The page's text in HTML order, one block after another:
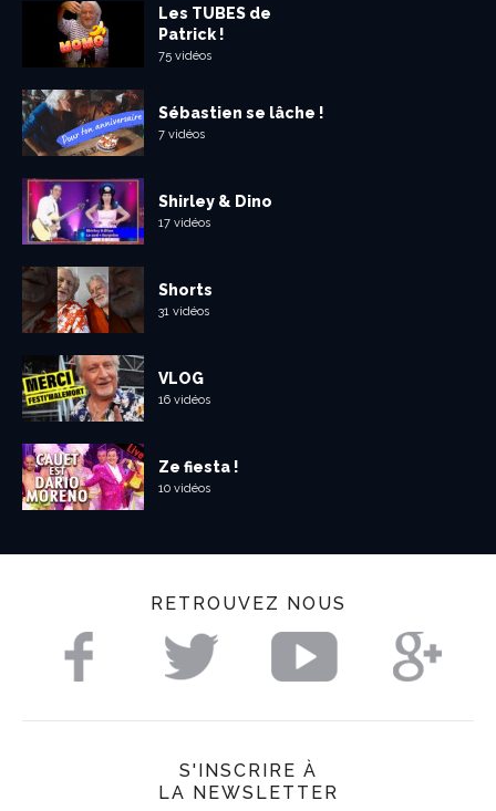
Les TUBES de
Patrick !
75 vidéos
Sébastien se lâche !
7 vidéos
Shirley & Dino
17 vidéos
Shorts
31 vidéos
VLOG
16 vidéos
Ze fiesta !
10 vidéos
RETROUVEZ NOUS
S'INSCRIRE À
LA NEWSLETTER